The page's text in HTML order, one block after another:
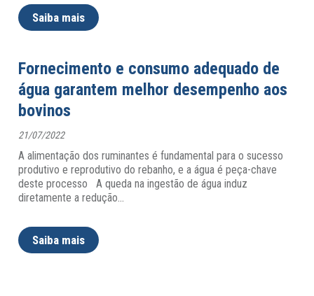
Saiba mais
Fornecimento e consumo adequado de
água garantem melhor desempenho aos
bovinos
21/07/2022
A alimentação dos ruminantes é fundamental para o sucesso
produtivo e reprodutivo do rebanho, e a água é peça-chave
deste processo A queda na ingestão de água induz
diretamente a redução…
Saiba mais